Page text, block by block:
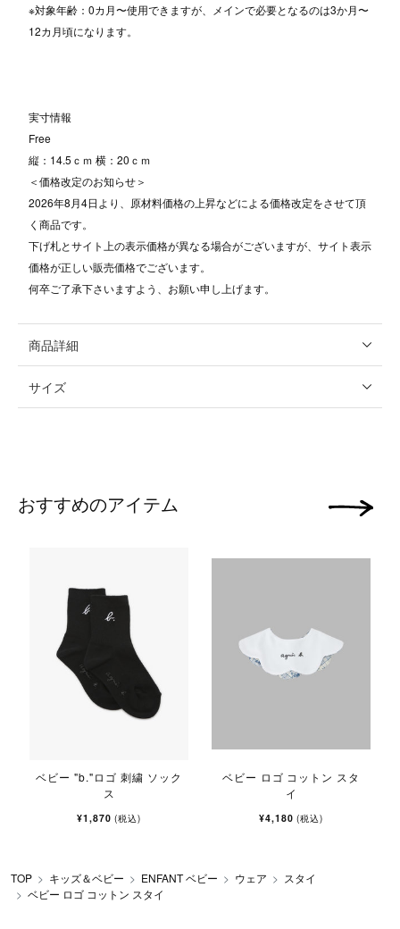
※対象年齢：0カ月〜使用できますが、メインで必要となるのは3か月〜
12カ月頃になります。
実寸情報
Free
縦：14.5ｃｍ 横：20ｃｍ
＜価格改定のお知らせ＞
2026年8月4日より、原材料価格の上昇などによる価格改定をさせて頂
く商品です。
下げ札とサイト上の表示価格が異なる場合がございますが、サイト表示
価格が正しい販売価格でございます。
何卒ご了承下さいますよう、お願い申し上げます。
商品詳細
サイズ
おすすめのアイテム
ベビー "b."ロゴ 刺繍 ソック
ス
¥1,870(税込)
ベビー ロゴ コットン スタ
イ
¥4,180(税込)
次の画像
TOP キッズ＆ベビー ENFANT ベビー ウェア
スタイ
ベビー ロゴ コットン スタイ